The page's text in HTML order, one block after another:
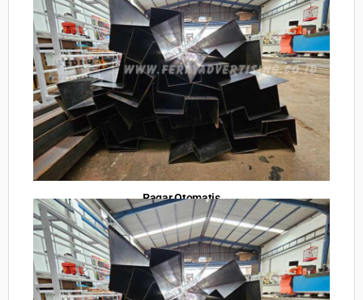
Pagar Otomatis